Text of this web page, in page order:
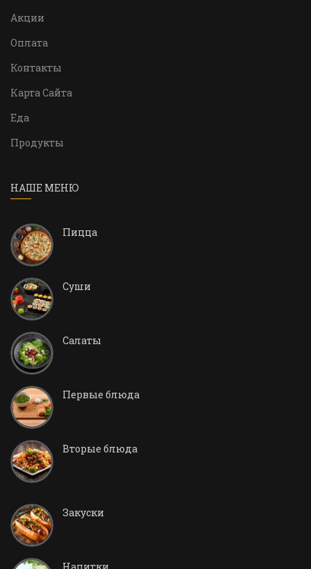
Акции
Оплата
Контакты
Карта Сайта
Еда
Продукты
НАШЕ МЕНЮ
Пицца
Суши
Салаты
Первые блюда
Вторые блюда
Закуски